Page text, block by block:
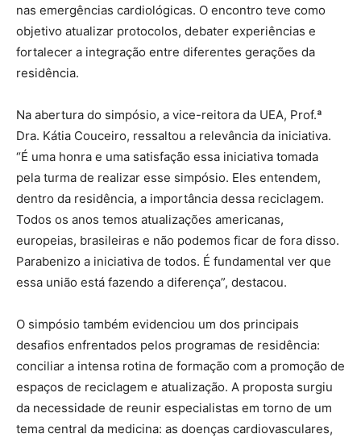
nas emergências cardiológicas. O encontro teve como
objetivo atualizar protocolos, debater experiências e
fortalecer a integração entre diferentes gerações da
residência.
Na abertura do simpósio, a vice-reitora da UEA, Prof.ª
Dra. Kátia Couceiro, ressaltou a relevância da iniciativa.
“É uma honra e uma satisfação essa iniciativa tomada
pela turma de realizar esse simpósio. Eles entendem,
dentro da residência, a importância dessa reciclagem.
Todos os anos temos atualizações americanas,
europeias, brasileiras e não podemos ficar de fora disso.
Parabenizo a iniciativa de todos. É fundamental ver que
essa união está fazendo a diferença”, destacou.
O simpósio também evidenciou um dos principais
desafios enfrentados pelos programas de residência:
conciliar a intensa rotina de formação com a promoção de
espaços de reciclagem e atualização. A proposta surgiu
da necessidade de reunir especialistas em torno de um
tema central da medicina: as doenças cardiovasculares,